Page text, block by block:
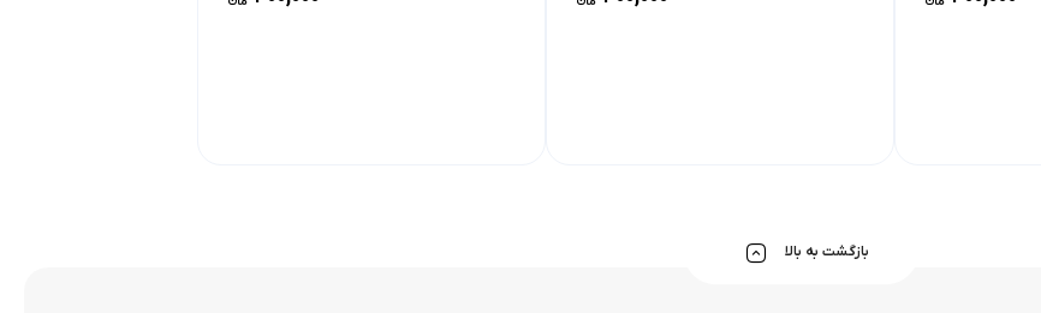
بازگشت به بالا